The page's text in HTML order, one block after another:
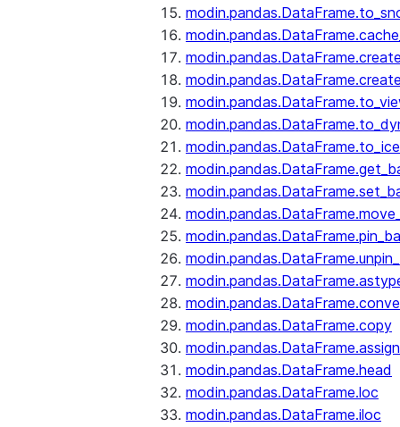
modin.pandas.DataFrame.copy
modin.pandas.DataFrame.assign
modin.pandas.DataFrame.head
modin.pandas.DataFrame.loc
modin.pandas.DataFrame.iloc